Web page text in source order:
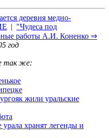
деревня медно-
| "Чудеса под
работы А.И. Коненко ⇒
год
так же:
жили уральские
хранят легенды и